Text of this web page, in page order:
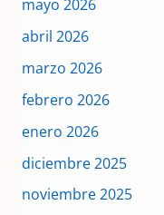
mayo 2026
abril 2026
marzo 2026
febrero 2026
enero 2026
diciembre 2025
noviembre 2025